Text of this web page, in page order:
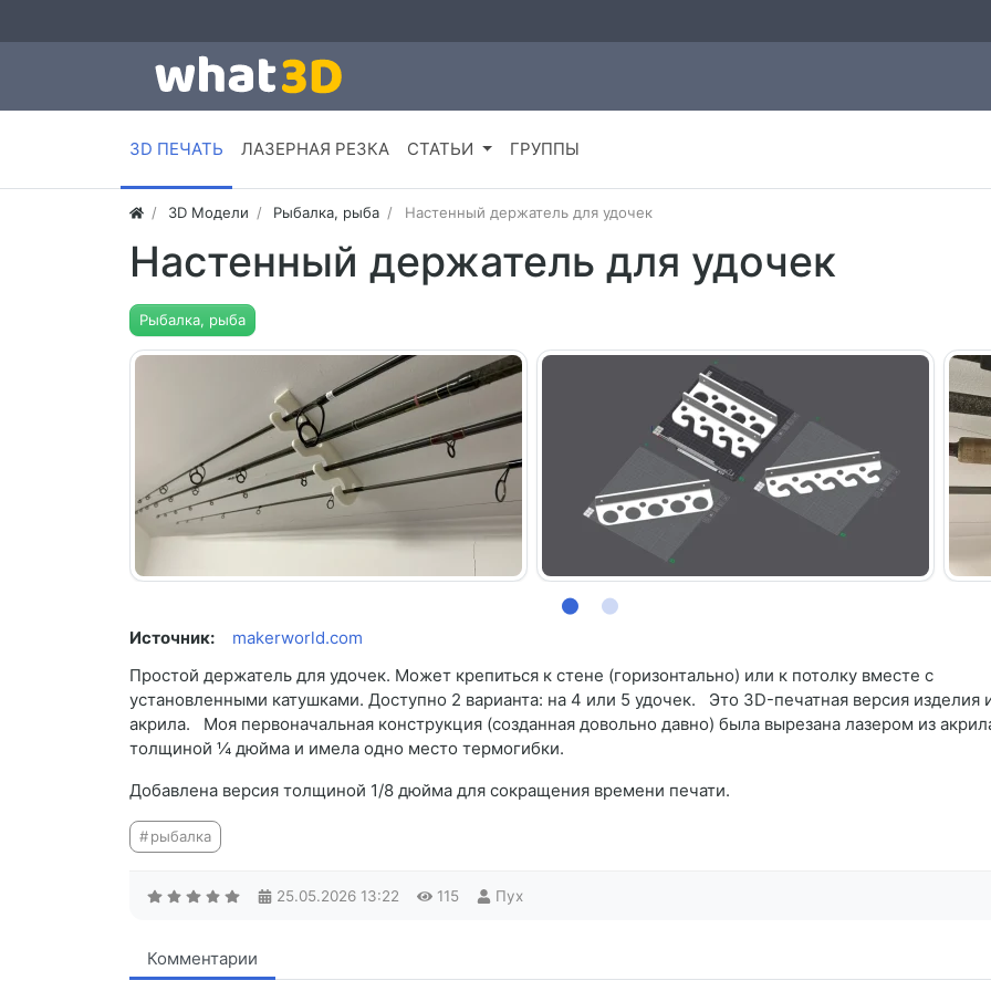
3D ПЕЧАТЬ ЛАЗЕРНАЯ РЕЗКА СТАТЬИ ГРУППЫ
3D Модели Рыбалка, рыба Настенный держатель для удочек
Настенный держатель для удочек
Рыбалка, рыба
Источник:
makerworld.com
Простой держатель для удочек. Может крепиться к стене (горизонтально) или к потолку вместе с
установленными катушками. Доступно 2 варианта: на 4 или 5 удочек. Это 3D-печатная версия изделия
акрила. Моя первоначальная конструкция (созданная довольно давно) была вырезана лазером из
толщиной ¼ дюйма и имела одно место термогибки.
Добавлена версия толщиной 1/8 дюйма для сокращения времени печати.
рыбалка
25.05.2026 13:22 115 Пух
Комментарии